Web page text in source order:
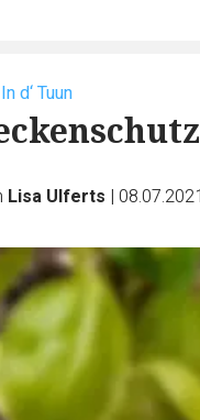
d‘ Tuun
Lisa Ulferts |